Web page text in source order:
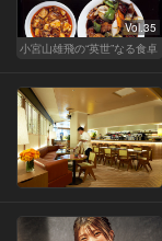
Vol.35
小宮山雄飛の“英世”なる食卓